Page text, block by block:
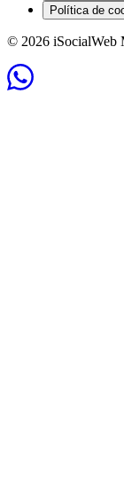
Política de
© 2026 iSocialWeb